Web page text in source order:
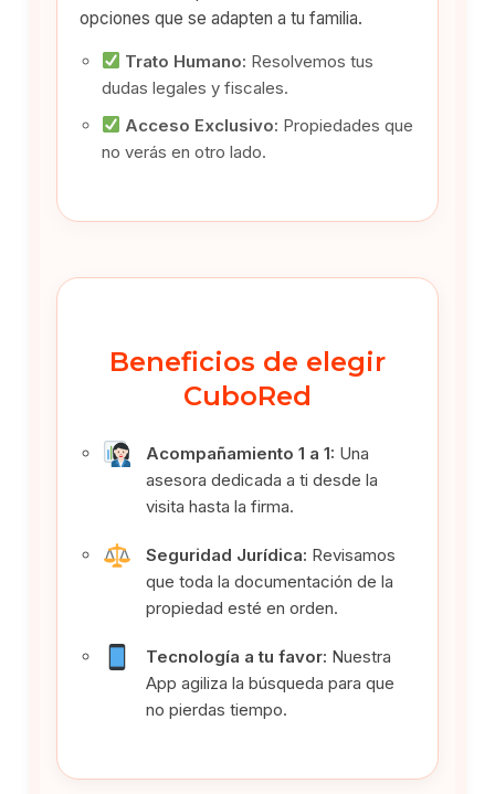
opciones que se adapten a tu familia.
Trato Humano: Resolvemos tus
dudas legales y fiscales.
Acceso Exclusivo: Propiedades que
no verás en otro lado.
Beneficios de elegir
CuboRed
Acompañamiento 1 a 1: Una
asesora dedicada a ti desde la
visita hasta la firma.
Seguridad Jurídica: Revisamos
que toda la documentación de la
propiedad esté en orden.
Tecnología a tu favor: Nuestra
App agiliza la búsqueda para que
no pierdas tiempo.